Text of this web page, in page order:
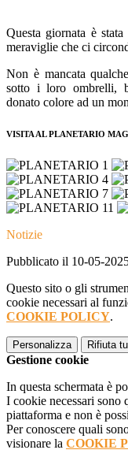
Questa giornata è
meraviglie che ci
Non è mancata
sotto i loro ombrelli,
donato colore ad un
VISITA AL PLANETARIO
Notizie
Pubblicato il 10-05-
Questo sito o gli
cookie necessari al
COOKIE POLICY.
Personalizza Rifiuta
Gestione cookie
In questa schermata è
I cookie necessari sono
piattaforma e non è
Per conoscere quali
visionare la COOKIE